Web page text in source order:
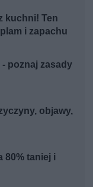
kuchni! Ten
i zapachu
poznaj zasady
objawy,
80% taniej i